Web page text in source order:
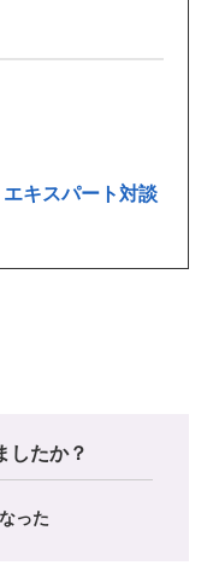
キスパート対談
したか？
った